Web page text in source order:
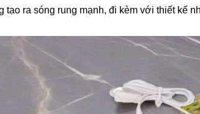
ra sóng rung mạnh, đi kèm với thiết kế